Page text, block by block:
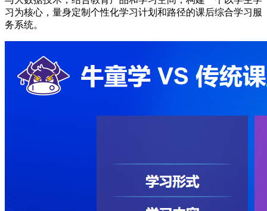
习为核心，量身定制个性化学习计划和路径的课后综合学习服
务系统。